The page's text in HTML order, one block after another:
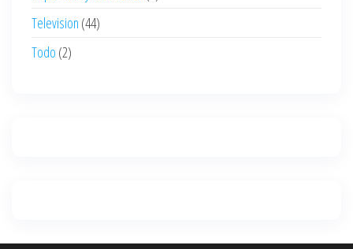
Television (44)
Todo (2)